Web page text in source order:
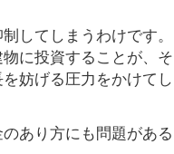
してしまうわけです。
に投資することが、そ
妨げる圧力をかけてし
あり方にも問題がある